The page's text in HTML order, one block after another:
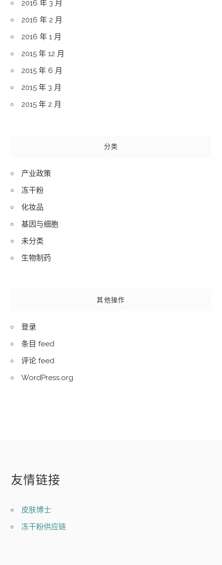
2016 年 3 月
2016 年 2 月
2016 年 1 月
2015 年 12 月
2015 年 6 月
2015 年 3 月
2015 年 2 月
分类
产业政策
冻干粉
化妆品
基因与细胞
未分类
生物制药
其他操作
登录
条目 feed
评论 feed
WordPress.org
友情链接
皮肤博士
冻干粉供应链